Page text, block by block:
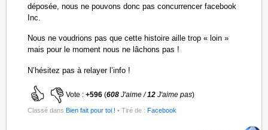
déposée, nous ne pouvons donc pas concurrencer facebook
Inc.
Nous ne voudrions pas que cette histoire aille trop « loin »
mais pour le moment nous ne lâchons pas !
N’hésitez pas à relayer l’info !
Vote :+596 (608J'aime /12 J'aime pas)
Classé dans Bien fait pour toi ! • Tiré de : Facebook